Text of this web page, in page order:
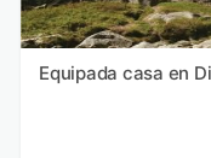
Equipada casa en